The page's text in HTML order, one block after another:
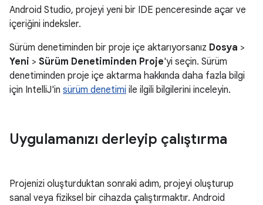
Android Studio, projeyi yeni bir IDE penceresinde açar ve
içeriğini indeksler.
Sürüm denetiminden bir proje içe aktarıyorsanız Dosya >
Yeni > Sürüm Denetiminden Proje'yi seçin. Sürüm
denetiminden proje içe aktarma hakkında daha fazla bilgi
için IntelliJ'in sürüm denetimi ile ilgili bilgilerini inceleyin.
Uygulamanızı derleyip çalıştırma
Projenizi oluşturduktan sonraki adım, projeyi oluşturup
sanal veya fiziksel bir cihazda çalıştırmaktır. Android